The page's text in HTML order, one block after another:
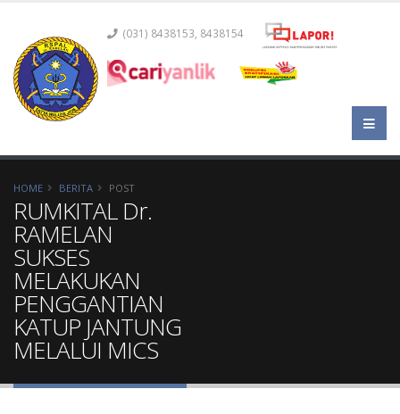
(031) 8438153, 8438154
HOME BERITA POST
RUMKITAL Dr.
RAMELAN
SUKSES
MELAKUKAN
PENGGANTIAN
KATUP JANTUNG
MELALUI MICS